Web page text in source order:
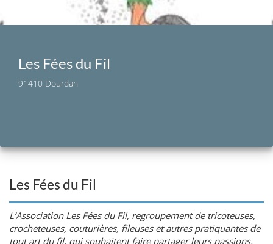
Les Fées du Fil
91410 Dourdan
Les Fées du Fil
L’Association Les Fées du Fil, regroupement de tricoteuses,
crocheteuses, couturières, fileuses et autres pratiquantes de
tout art du fil, qui souhaitent faire partager leurs passions,